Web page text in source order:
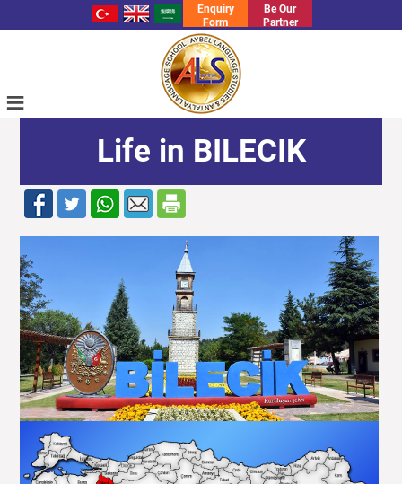
Enquiry
Form
Be Our
Partner
≡
Life in BILECIK